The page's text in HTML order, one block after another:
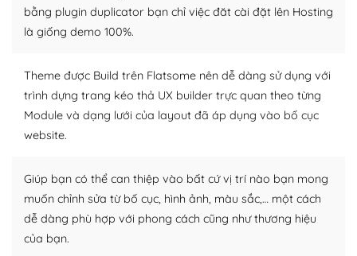
Cộng đồng sử dụng WordPress sẵn sàng hỗ trợ bạn
Plugin mở rộng là thành phần cài đặt thêm vào
WordPress để tăng thêm các tính năng cần thiết. Có
nhiều plugin trả phí hoặc miễn phí.
plugin của WordPress rất phong phú. Bạn có thể thỏa
thích chọn lựa plugin và themes phù hợp cho mục đích
lập website của mình.
WordPress đa dạng plugin và themes
bằng plugin duplicator bạn chỉ việc đăt cài đặt lên Hosting
là giống demo 100%.
Theme được Build trên Flatsome nên dễ dàng sử dụng với
trình dựng trang kéo thả UX builder trực quan theo từng
Module và dạng lưới của layout đã áp dụng vào bố cục
website.
Giúp bạn có thể can thiệp vào bất cứ vị trí nào bạn mong
muốn chỉnh sửa từ bố cục, hình ảnh, màu sắc,… một cách
dễ dàng phù hợp với phong cách cũng như thương hiệu
của bạn.